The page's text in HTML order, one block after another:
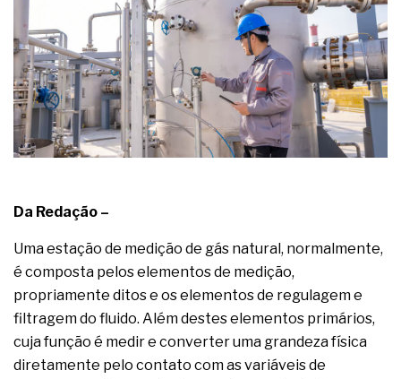
Da Redação –
Uma estação de medição de gás natural, normalmente,
é composta pelos elementos de medição,
propriamente ditos e os elementos de regulagem e
filtragem do fluido. Além destes elementos primários,
cuja função é medir e converter uma grandeza física
diretamente pelo contato com as variáveis de